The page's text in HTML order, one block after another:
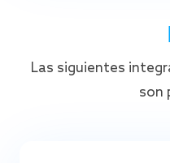
Las siguientes
son